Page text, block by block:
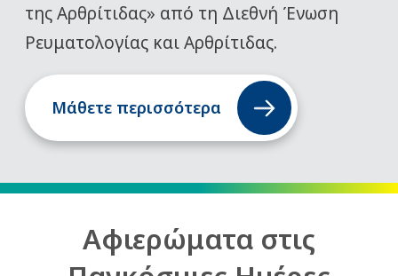
της Αρθρίτιδας» από τη Διεθνή Ένωση
Ρευματολογίας και Αρθρίτιδας.
Μάθετε περισσότερα
Αφιερώματα στις